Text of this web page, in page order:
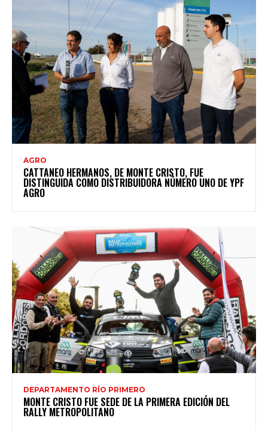
AGRO
CATTANEO HERMANOS, DE MONTE CRISTO, FUE
DISTINGUIDA COMO DISTRIBUIDORA NÚMERO UNO DE YPF
AGRO
DEPARTAMENTO RÍO PRIMERO
MONTE CRISTO FUE SEDE DE LA PRIMERA EDICIÓN DEL
RALLY METROPOLITANO